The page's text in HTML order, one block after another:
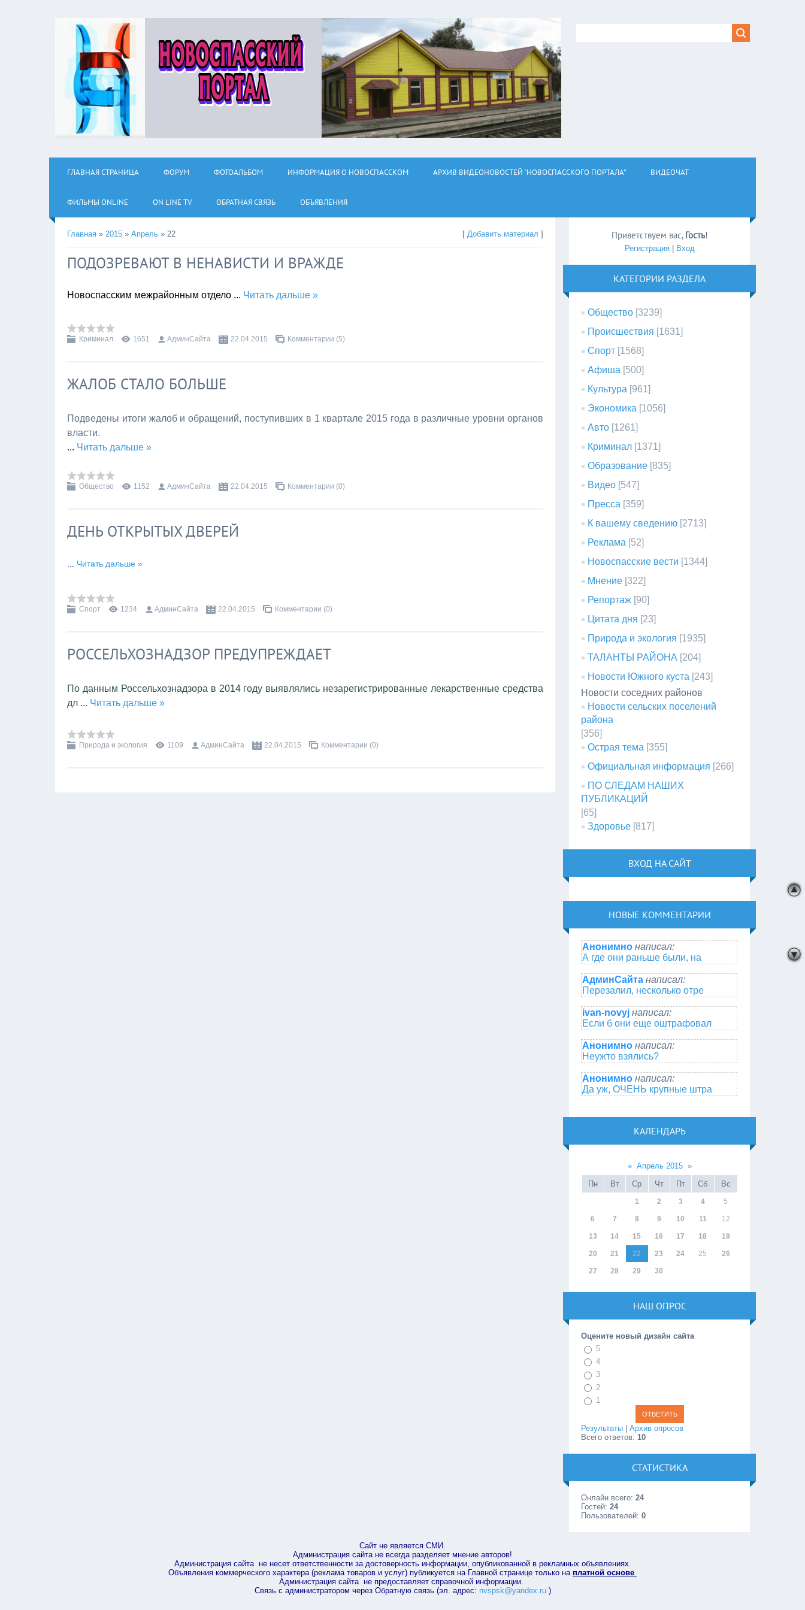
ГЛАВНАЯ СТРАНИЦА ФОРУМ ФОТОАЛЬБОМ ИНФОРМАЦИЯ О НОВОСПАССКОМ АРХИВ ВИДЕОНОВОСТЕЙ "НОВОСПАССКОГО ПОРТАЛА" ВИДЕОЧАТ
ФИЛЬМЫ ОNLINE ON LINE TV ОБРАТНАЯ СВЯЗЬ ОБЪЯВЛЕНИЯ
Главная » 2015 » Апрель » 22 [Добавить материал ]
ПОДОЗРЕВАЮТ В НЕНАВИСТИ И ВРАЖДЕ
Новоспасским межрайонным отдело ... Читать дальше »
Криминал 1651 АдминСайта 22.04.2015 Комментарии (5)
ЖАЛОБ СТАЛО БОЛЬШЕ
Подведены итоги жалоб и обращений, поступивших в 1 квартале 2015 года в различные уровни органов
власти.
... Читать дальше »
Общество 1152 АдминСайта 22.04.2015 Комментарии (0)
ДЕНЬ ОТКРЫТЫХ ДВЕРЕЙ
Читать дальше »
Спорт 1234 АдминСайта 22.04.2015 Комментарии (0)
РОССЕЛЬХОЗНАДЗОР ПРЕДУПРЕЖДАЕТ
По данным Россельхознадзора в 2014 году выявлялись незарегистрированные лекарственные средства
дл ... Читать дальше »
Природа и экология 1109 АдминСайта 22.04.2015 Комментарии (0)
Приветствуем вас, Гость!
Регистрация| Вход
КАТЕГОРИИ РАЗДЕЛА
Общество [3239]
Происшествия [1631]
Спорт [1568]
Афиша [500]
Культура [961]
Экономика [1056]
Авто [1261]
Криминал [1371]
Образование [835]
Видео [547]
Пресса [359]
К вашему сведению [2713]
Реклама [52]
Новоспасские вести [1344]
Мнение [322]
Репортаж [90]
Цитата дня [23]
Природа и экология [1935]
ТАЛАНТЫ РАЙОНА [204]
Новости Южного куста [243]
Новости соседних районов
Новости сельских поселений
района
[356]
Острая тема [355]
Официальная информация [266]
ПО СЛЕДАМ НАШИХ
ПУБЛИКАЦИЙ
[65]
Здоровье [817]
ВХОД НА САЙТ
НОВЫЕ КОММЕНТАРИИ
Анонимно написал:
А где они раньше были, на
АдминСайта написал:
Перезалил, несколько отре
ivan-novyj написал:
Если б они еще оштрафовал
Анонимно написал:
Неужто взялись?
Анонимно написал:
Да уж, ОЧЕНЬ крупные штра
КАЛЕНДАРЬ
« Апрель 2015 »
Пн
Вт Ср Чт Пт Сб Вс
1 2 3 4 5
6 7 8 9 10 11 12
13 14 15 16 17 18 19
20 21 22 23 24 25 26
27 28 29 30
НАШ ОПРОС
Оцените новый дизайн сайта
5
4
3
2
1
Результаты |Архив опросов
Всего ответов: 10
СТАТИСТИКА
Онлайн всего:24
Гостей:24
Пользователей:0
Сайт не является СМИ.
Администрация сайта не всегда разделяет мнение авторов!
Администрация сайта не несет ответственности за достоверность информации, опубликованной в рекламных объявлениях.
Объявления коммерческого характера (реклама товаров и услуг) публикуется на Главной странице только на платной основе
Администрация сайта не предоставляет справочной информации.
Связь с администратором через Обратную связь (эл. адрес: nvspsk@yandex.ru)